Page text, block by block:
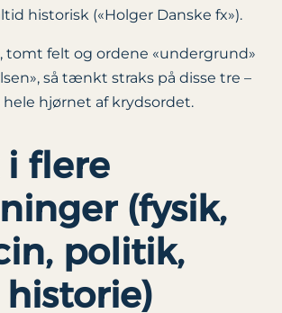
historisk («Holger Danske fx»).
tomt felt og ordene «undergrund»
så tænkt straks på disse tre –
hjørnet af krydsordet.
flere
(fysik,
politik,